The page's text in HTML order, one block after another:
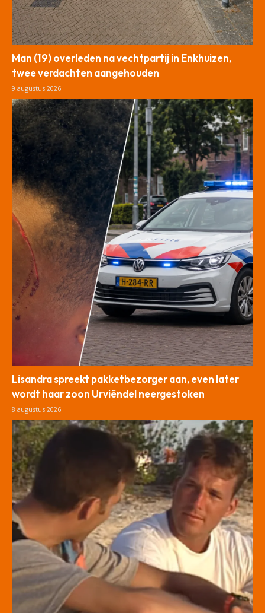
Man (19) overleden na vechtpartij in Enkhuizen,
twee verdachten aangehouden
9 augustus 2026
Lisandra spreekt pakketbezorger aan, even later
wordt haar zoon Urviëndel neergestoken
8 augustus 2026